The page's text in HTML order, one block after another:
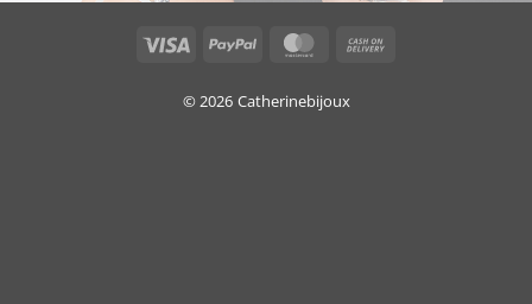
Visa PayPal MasterCard
© 2026 Catherinebijoux